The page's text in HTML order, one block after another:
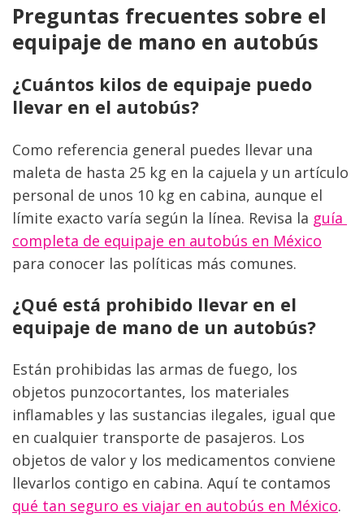
Preguntas frecuentes sobre el
equipaje de mano en autobús
¿Cuántos kilos de equipaje puedo
llevar en el autobús?
Como referencia general puedes llevar una
maleta de hasta 25 kg en la cajuela y un artículo
personal de unos 10 kg en cabina, aunque el
límite exacto varía según la línea. Revisa la guía
completa de equipaje en autobús en México
para conocer las políticas más comunes.
¿Qué está prohibido llevar en el
equipaje de mano de un autobús?
Están prohibidas las armas de fuego, los
objetos punzocortantes, los materiales
inflamables y las sustancias ilegales, igual que
en cualquier transporte de pasajeros. Los
objetos de valor y los medicamentos conviene
qué tan seguro es viajar en autobús en México.